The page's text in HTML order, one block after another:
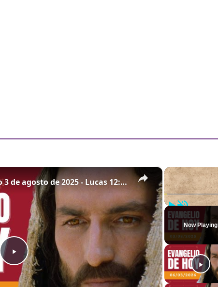
PlayUnmute
Now Playing
×
Play
Evangelio de hoy - Domingo 3 de agosto de 2025 - Lucas 12:13-21 - Biblia Católica